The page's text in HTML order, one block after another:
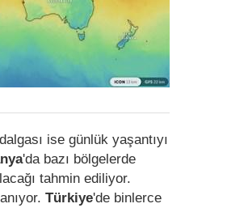
ise günlük yaşantıyı
'da bazı bölgelerde
tahmin ediliyor.
Türkiye'de binlerce